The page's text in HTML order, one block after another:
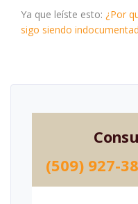
Ya que leíste esto: ¿Por
sigo siendo
(509) 927-